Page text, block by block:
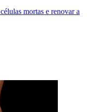
mortas e renovar a